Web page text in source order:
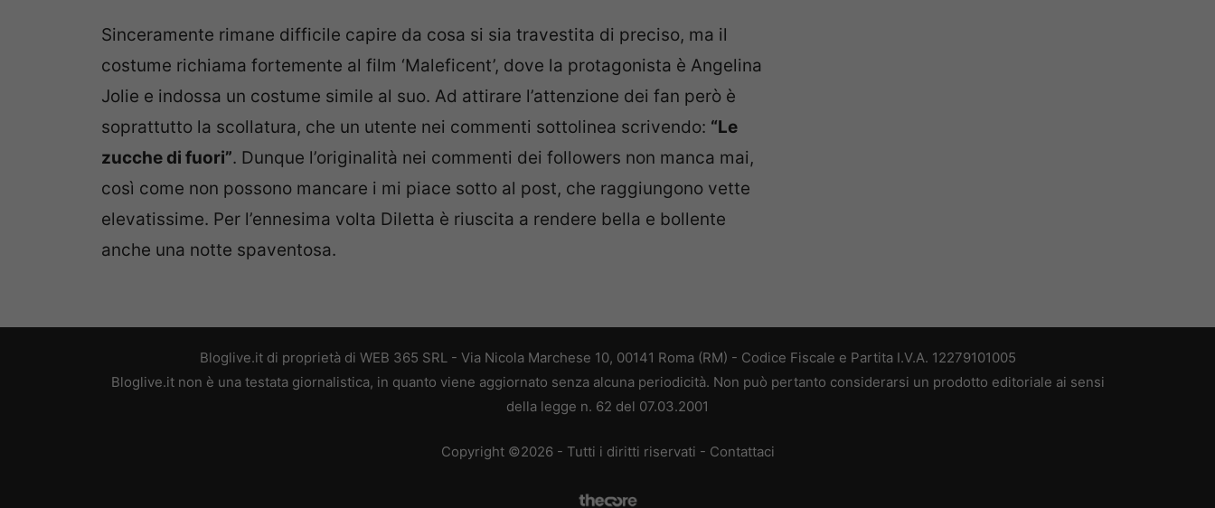
Sinceramente rimane difficile capire da cosa si sia travestita di preciso, ma il
costume richiama fortemente al film ‘Maleficent’, dove la protagonista è Angelina
Jolie e indossa un costume simile al suo. Ad attirare l’attenzione dei fan però è
soprattutto la scollatura, che un utente nei commenti sottolinea scrivendo: “Le
zucche di fuori”. Dunque l’originalità nei commenti dei followers non manca mai,
così come non possono mancare i mi piace sotto al post, che raggiungono vette
elevatissime. Per l’ennesima volta Diletta è riuscita a rendere bella e bollente
anche una notte spaventosa.
Bloglive.it di proprietà di WEB 365 SRL - Via Nicola Marchese 10, 00141 Roma (RM) - Codice Fiscale e Partita I.V.A. 12279101005
Bloglive.it non è una testata giornalistica, in quanto viene aggiornato senza alcuna periodicità. Non può pertanto considerarsi un prodotto editoriale ai sensi
della legge n. 62 del 07.03.2001
Copyright ©2026 - Tutti i diritti riservati - Contattaci